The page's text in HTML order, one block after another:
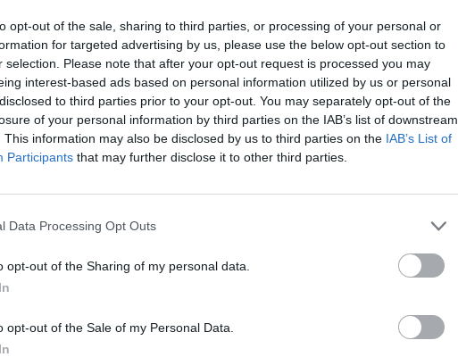
opt-out of the sale, sharing to third parties, or processing of your personal or
for targeted advertising by us, please use the below opt-out section to
selection. Please note that after your opt-out request is processed you may
interest-based ads based on personal information utilized by us or personal
to third parties prior to your opt-out. You may separately opt-out of the
of your personal information by third parties on the IAB’s list of downstream
This information may also be disclosed by us to third parties on the IAB’s List of
Participants that may further disclose it to other third parties.
Data Processing Opt Outs
opt-out of the Sharing of my personal data.
opt-out of the Sale of my Personal Data.
medicinos
Lietuvos